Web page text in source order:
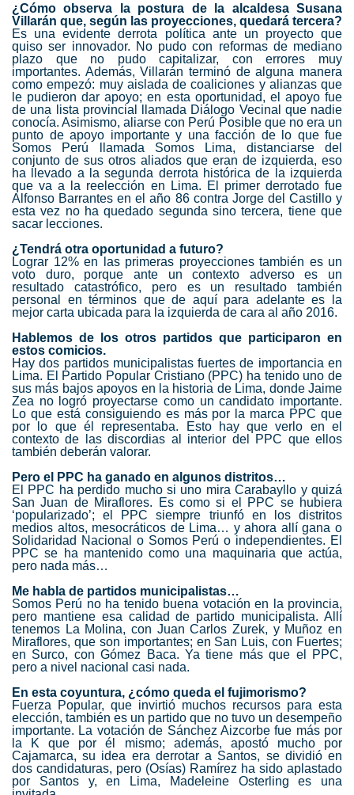
¿Cómo observa la postura de la alcaldesa Susana
Villarán que, según las proyecciones, quedará tercera?
Es una evidente derrota política ante un proyecto que
quiso ser innovador. No pudo con reformas de mediano
plazo que no pudo capitalizar, con errores muy
importantes. Además, Villarán terminó de alguna manera
como empezó: muy aislada de coaliciones y alianzas que
le pudieron dar apoyo; en esta oportunidad, el apoyo fue
de una lista provincial llamada Diálogo Vecinal que nadie
conocía. Asimismo, aliarse con Perú Posible que no era un
punto de apoyo importante y una facción de lo que fue
Somos Perú llamada Somos Lima, distanciarse del
conjunto de sus otros aliados que eran de izquierda, eso
ha llevado a la segunda derrota histórica de la izquierda
que va a la reelección en Lima. El primer derrotado fue
Alfonso Barrantes en el año 86 contra Jorge del Castillo y
esta vez no ha quedado segunda sino tercera, tiene que
sacar lecciones.
¿Tendrá otra oportunidad a futuro?
Lograr 12% en las primeras proyecciones también es un
voto duro, porque ante un contexto adverso es un
resultado catastrófico, pero es un resultado también
personal en términos que de aquí para adelante es la
mejor carta ubicada para la izquierda de cara al año 2016.
Hablemos de los otros partidos que participaron en
estos comicios.
Hay dos partidos municipalistas fuertes de importancia en
Lima. El Partido Popular Cristiano (PPC) ha tenido uno de
sus más bajos apoyos en la historia de Lima, donde Jaime
Zea no logró proyectarse como un candidato importante.
Lo que está consiguiendo es más por la marca PPC que
por lo que él representaba. Esto hay que verlo en el
contexto de las discordias al interior del PPC que ellos
también deberán valorar.
Pero el PPC ha ganado en algunos distritos…
El PPC ha perdido mucho si uno mira Carabayllo y quizá
San Juan de Miraflores. Es como si el PPC se hubiera
‘popularizado’; el PPC siempre triunfó en los distritos
medios altos, mesocráticos de Lima… y ahora allí gana o
Solidaridad Nacional o Somos Perú o independientes. El
PPC se ha mantenido como una maquinaria que actúa,
pero nada más…
Me habla de partidos municipalistas…
Somos Perú no ha tenido buena votación en la provincia,
pero mantiene esa calidad de partido municipalista. Allí
tenemos La Molina, con Juan Carlos Zurek, y Muñoz en
Miraflores, que son importantes; en San Luis, con Fuertes;
en Surco, con Gómez Baca. Ya tiene más que el PPC,
pero a nivel nacional casi nada.
En esta coyuntura, ¿cómo queda el fujimorismo?
Fuerza Popular, que invirtió muchos recursos para esta
elección, también es un partido que no tuvo un desempeño
importante. La votación de Sánchez Aizcorbe fue más por
la K que por él mismo; además, apostó mucho por
Cajamarca, su idea era derrotar a Santos, se dividió en
dos candidaturas, pero (Osías) Ramírez ha sido aplastado
por Santos y, en Lima, Madeleine Osterling es una